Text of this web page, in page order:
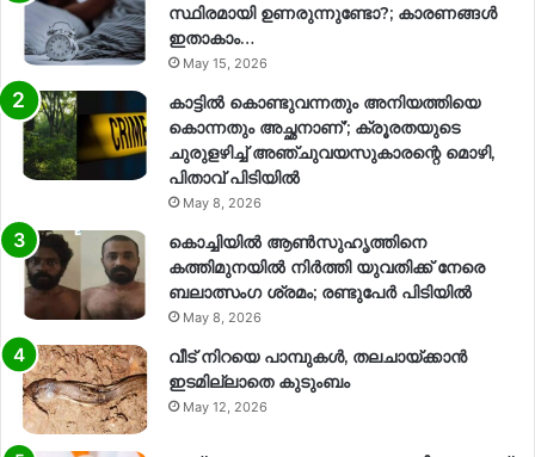
സ്ഥിരമായി ഉണരുന്നുണ്ടോ?; കാരണങ്ങള്‍
ഇതാകാം…
May 15, 2026
കാട്ടിൽ കൊണ്ടുവന്നതും അനിയത്തിയെ
കൊന്നതും അച്ഛനാണ്’; ക്രൂരതയുടെ
ചുരുളഴിച്ച് അഞ്ചുവയസുകാരന്റെ മൊഴി,
പിതാവ് പിടിയിൽ
May 8, 2026
കൊച്ചിയിൽ ആൺസുഹൃത്തിനെ
കത്തിമുനയിൽ നിർത്തി യുവതിക്ക് നേരെ
ബലാത്സംഗ​ ശ്രമം; രണ്ടുപേർ പിടിയിൽ
May 8, 2026
വീട് നിറയെ പാമ്പുകൾ, തലചായ്ക്കാൻ
ഇടമില്ലാതെ കുടുംബം
May 12, 2026